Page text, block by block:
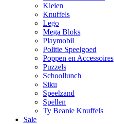
Kleien
Knuffels
Lego
Mega Bloks
Playmobil
Politie Speelgoed
Poppen en Accessoires
Puzzels
Schoollunch
Siku
Speelzand
Spellen
Ty Beanie Knuffels
Sale